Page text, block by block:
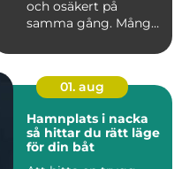
och osäkert på
samma gång. Många
eller tac...
01. aug
Hamnplats i nacka
så hittar du rätt läge
för din båt